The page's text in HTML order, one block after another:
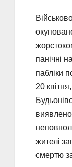
панічні
пабліки
20
жителі
смертю